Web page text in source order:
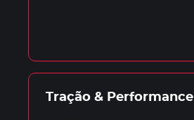
Tração & Performance